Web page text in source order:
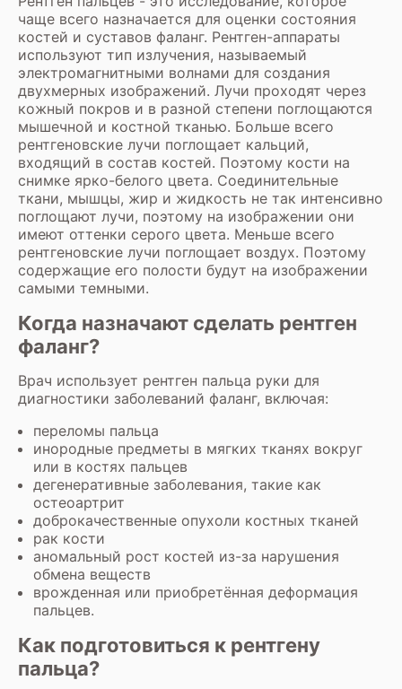
чаще всего назначается для оценки состояния
костей и суставов фаланг. Рентген-аппараты
используют тип излучения, называемый
электромагнитными волнами для создания
двухмерных изображений. Лучи проходят через
кожный покров и в разной степени поглощаются
мышечной и костной тканью. Больше всего
рентгеновские лучи поглощает кальций,
входящий в состав костей. Поэтому кости на
снимке ярко-белого цвета. Соединительные
ткани, мышцы, жир и жидкость не так интенсивно
поглощают лучи, поэтому на изображении они
имеют оттенки серого цвета. Меньше всего
рентгеновские лучи поглощает воздух. Поэтому
содержащие его полости будут на изображении
самыми темными.
Когда назначают сделать рентген
фаланг?
Врач использует рентген пальца руки для
диагностики заболеваний фаланг, включая:
переломы пальца
инородные предметы в мягких тканях вокруг
или в костях пальцев
дегенеративные заболевания, такие как
остеоартрит
доброкачественные опухоли костных тканей
рак кости
аномальный рост костей из-за нарушения
обмена веществ
врожденная или приобретённая деформация
пальцев.
Как подготовиться к рентгену
пальца?